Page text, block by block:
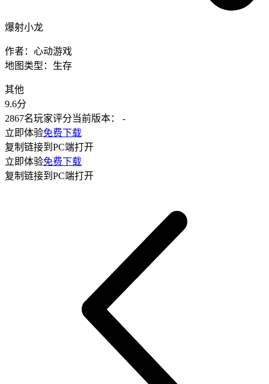
爆射小龙
作者： 心动游戏
地图类型： 生存
其他
9.6分
2867名玩家评分当前版本：
-
立即体验免费下载
复制链接到PC端打开
立即体验免费下载
复制链接到PC端打开